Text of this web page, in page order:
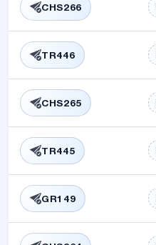
CHS266
TR446
CHS265
TR445
GR149